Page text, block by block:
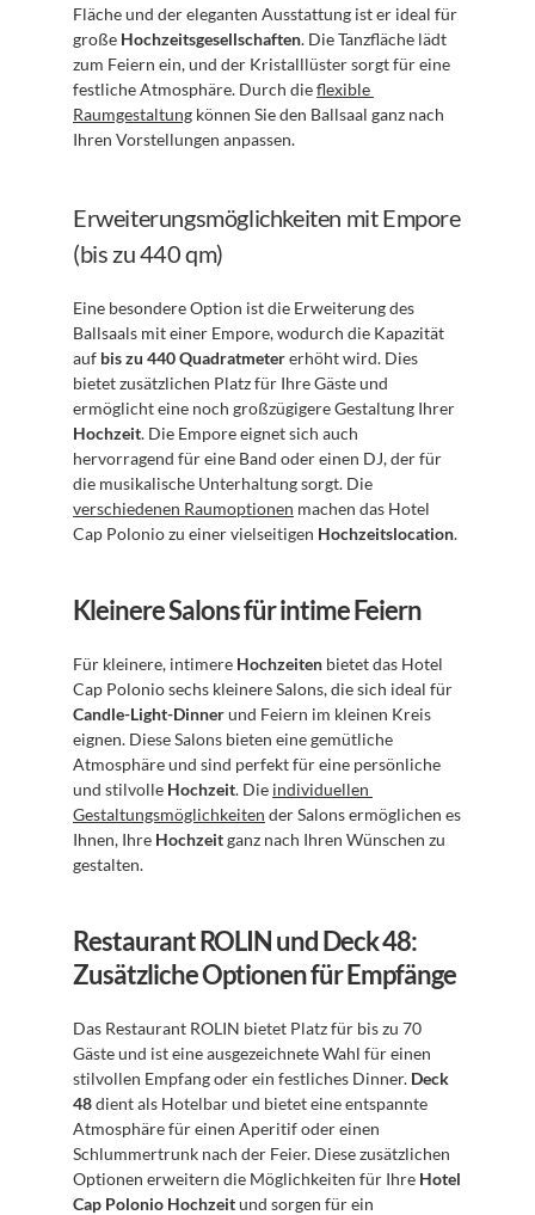
Fläche und der eleganten Ausstattung ist er ideal für
große Hochzeitsgesellschaften. Die Tanzfläche lädt
zum Feiern ein, und der Kristalllüster sorgt für eine
festliche Atmosphäre. Durch die flexible
Raumgestaltung können Sie den Ballsaal ganz nach
Ihren Vorstellungen anpassen.
Erweiterungsmöglichkeiten mit Empore
(bis zu 440 qm)
Eine besondere Option ist die Erweiterung des
Ballsaals mit einer Empore, wodurch die Kapazität
auf bis zu 440 Quadratmeter erhöht wird. Dies
bietet zusätzlichen Platz für Ihre Gäste und
Hochzeit. Die Empore eignet sich auch
hervorragend für eine Band oder einen DJ, der für
verschiedenen Raumoptionen machen das Hotel
Cap Polonio zu einer vielseitigen Hochzeitslocation.
Kleinere Salons für intime Feiern
Für kleinere, intimere Hochzeiten bietet das Hotel
Candle-Light-Dinner und Feiern im kleinen Kreis
eignen. Diese Salons bieten eine gemütliche
Atmosphäre und sind perfekt für eine persönliche
und stilvolle Hochzeit. Die individuellen
Gestaltungsmöglichkeiten der Salons ermöglichen es
Ihnen, Ihre Hochzeit ganz nach Ihren Wünschen zu
gestalten.
Restaurant ROLIN und Deck 48:
Zusätzliche Optionen für Empfänge
Das Restaurant ROLIN bietet Platz für bis zu 70
Gäste und ist eine ausgezeichnete Wahl für einen
stilvollen Empfang oder ein festliches Dinner. Deck
48 dient als Hotelbar und bietet eine entspannte
Atmosphäre für einen Aperitif oder einen
Schlummertrunk nach der Feier. Diese zusätzlichen
Optionen erweitern die Möglichkeiten für Ihre Hotel
Cap Polonio Hochzeit und sorgen für ein